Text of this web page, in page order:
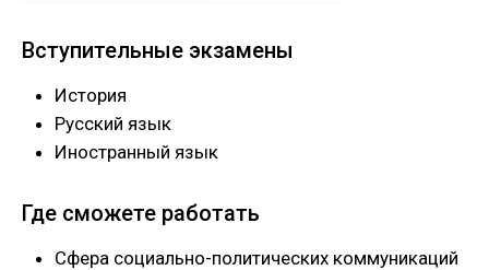
Вступительные экзамены
История
Русский язык
Иностранный язык
Где сможете работать
Сфера социально-политических коммуникаций